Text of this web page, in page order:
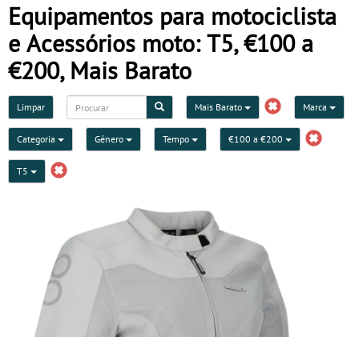
Equipamentos para motociclista
e Acessórios moto: T5, €100 a
€200, Mais Barato
Limpar Mais Barato Marca
Categoria Género Tempo €100 a €200
T5